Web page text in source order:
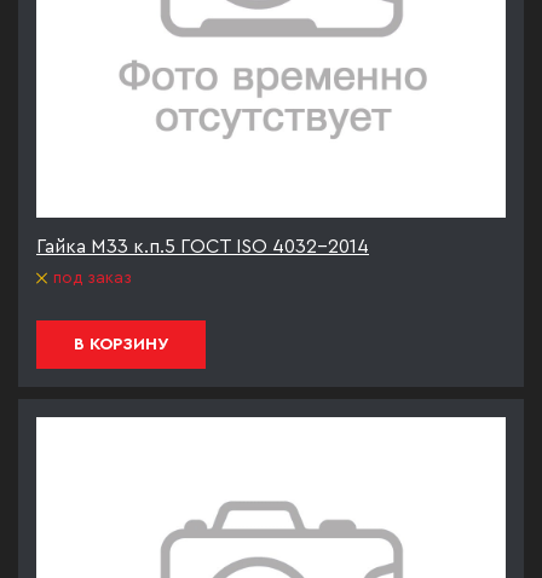
Гайка М33 к.п.5 ГОСТ ISO 4032-2014
под заказ
В КОРЗИНУ